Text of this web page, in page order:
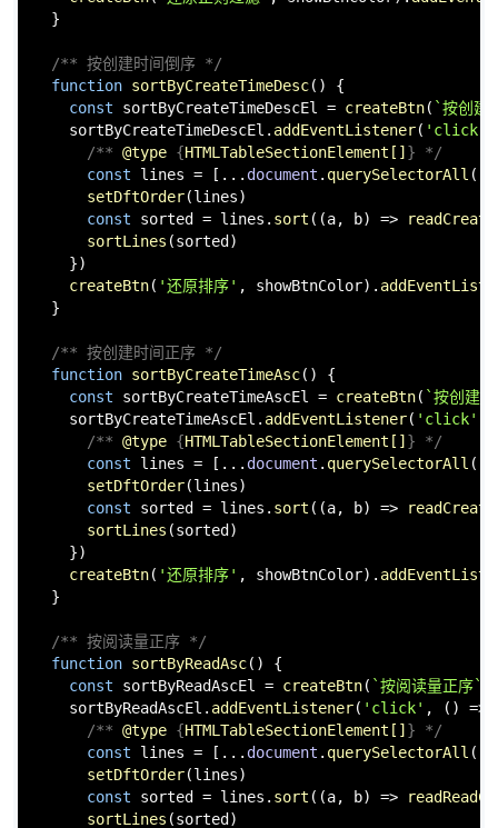
}
/** 按创建时间倒序 */
function sortByCreateTimeDesc( ) {
const sortByCreateTimeDescEl = createBtn( `按创建
sortByCreateTimeDescEl. addEventListener( 'click'
/** @type {HTMLTableSectionElement[] } */
const lines = [...document . querySelectorAll (
setDftOrder(lines)
const sorted = lines. sort ( (a, b) =>
sortLines (sorted)
})
createBtn( '还原排序' , showBtnColor).
}
/** 按创建时间正序 */
function sortByCreateTimeAsc( ) {
const sortByCreateTimeAscEl = createBtn( `按创建
sortByCreateTimeAscEl. addEventListener( 'click'
/** @type {HTMLTableSectionElement[] } */
const lines = [...document . querySelectorAll (
setDftOrder(lines)
const sorted = lines. sort ( (a, b) =>
sortLines (sorted)
})
createBtn( '还原排序' , showBtnColor).
}
/** 按阅读量正序 */
function sortByReadAsc( ) {
const sortByReadAscEl = createBtn( `按阅读量正序`
sortByReadAscEl. addEventListener( 'click' , () =>
/** @type {HTMLTableSectionElement[] } */
const lines = [...document . querySelectorAll (
setDftOrder(lines)
const sorted = lines. sort ( (a, b) =>
sortLines (sorted)